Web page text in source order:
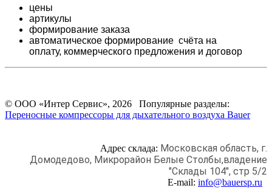
цены
артикулы
формирование заказа
автоматическое формирование счёта на
оплату, коммерческого предложения и договор
© ООО «Интер Сервис», 2026 Популярные разделы:
Переносные компрессоры для дыхательного воздуха Bauer
Адрес склада: Московская область, г.
Домодедово, Микрорайон Белые Столбы,владение
"Склады 104", стр 5/2
E-mail: info@bauersp.ru